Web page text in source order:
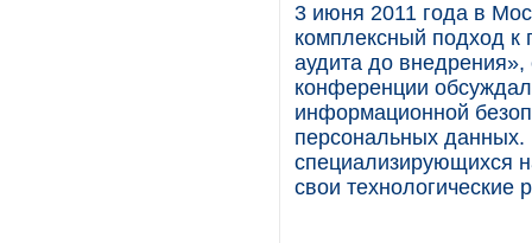
3 июня 2011 года в
комплексный подход к
аудита до
конференции
информационной
персональных данных.
специализирующихся
свои технологические